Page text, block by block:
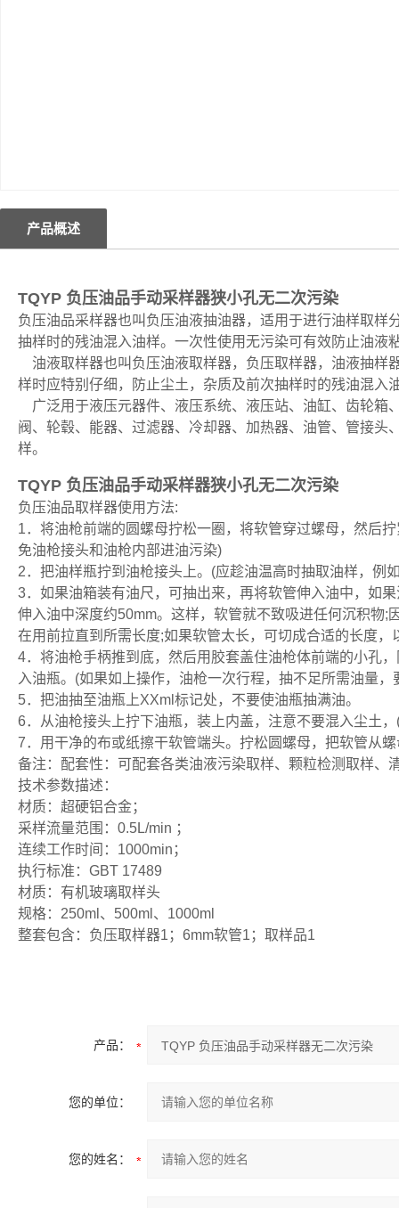
产品概述
TQYP 负压油品手动采样器狭小孔无二次污染
负压油品采样器也叫负压油液抽油器，适用于进行油样取
抽样时的残油混入油样。一次性使用无污染可有效防止油液
油液取样器也叫负压油液取样器，负压取样器，油液抽样
样时应特别仔细，防止尘土，杂质及前次抽样时的残油混入
广泛用于液压元器件、液压系统、液压站、油缸、齿轮箱
阀、轮毂、能器、过滤器、冷却器、加热器、油管、管接
样。
TQYP 负压油品手动采样器狭小孔无二次污染
负压油品取样器使用方法:
1．将油枪前端的圆螺母拧松一圈，将软管穿过螺母，然后
免油枪接头和油枪内部进油污染)
2．把油样瓶拧到油枪接头上。(应趁油温高时抽取油样，例
3．如果油箱装有油尺，可抽出来，再将软管伸入油中，如
伸入油中深度约50mm。这样，软管就不致吸进任何沉积物
在用前拉直到所需长度;如果软管太长，可切成合适的长度
4．将油枪手柄推到底，然后用胶套盖住油枪体前端的小孔
入油瓶。(如果如上操作，油枪一次行程，抽不足所需油量
5．把油抽至油瓶上XXml标记处，不要使油瓶抽满油。
6．从油枪接头上拧下油瓶，装上内盖，注意不要混入尘土
7．用干净的布或纸擦干软管端头。拧松圆螺母，把软管从
备注：配套性：可配套各类油液污染取样、颗粒检测取样
技术参数描述：
材质：超硬铝合金；
采样流量范围：0.5L/min ；
连续工作时间：1000min；
执行标准：GBT 17489
材质：有机玻璃取样头
规格：250ml、500ml、1000ml
整套包含：负压取样器1；6mm软管1；取样品1
产品：
您的单位：
您的姓名：